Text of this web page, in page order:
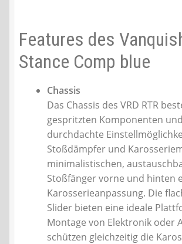
Features des
Stance Comp blue
Chassis
Das Chassis des VRD RTR
gespritzten Komponenten
durchdachte
Stoßdämpfer und
minimalistischen,
Stoßfänger vorne und hinten
Karosserieanpassung. Die
Slider bieten eine ideale
Montage von Elektronik oder
schützen gleichzeitig die